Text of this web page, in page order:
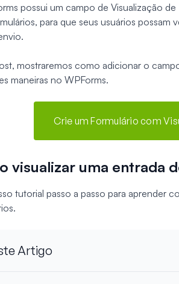
possui um campo de Visualização
para que seus usuários possam
mostraremos como adicionar o
maneiras no WPForms.
Crie um Formulário com
visualizar uma entrada
tutorial passo a passo para aprender
Artigo